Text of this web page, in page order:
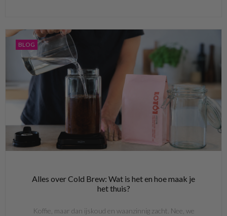
BLOG
Alles over Cold Brew: Wat is het en hoe maak je
het thuis?
Koffie, maar dan ijskoud en waanzinnig zacht. Nee, we